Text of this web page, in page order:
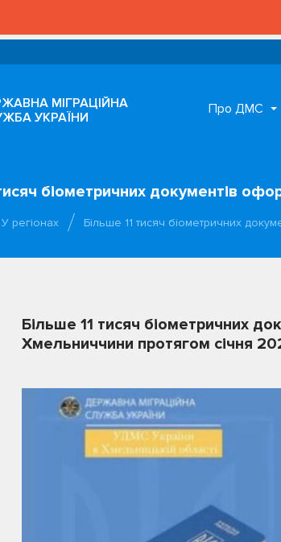
МІГРАЦІЙНА
УКРАЇНИ
Про ДМС
біометричних документів
У регіонах Більше 11 тисяч біометричних
Більше 11 тисяч біометричних
Хмельниччини протягом січня